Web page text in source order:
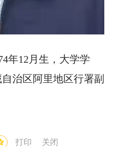
年12月生，大学学
治区阿里地区行署副
打印 关闭